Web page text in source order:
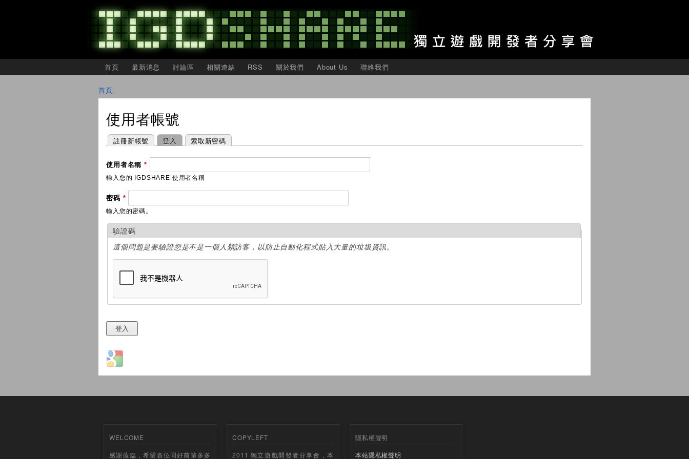
至
主
容
IGDSHARE
首頁 最新消息 討論區 相關連結 RSS 關於我們 About Us 聯絡我們
首頁
使用者帳號
主要索引標籤
註冊新帳號 登入
(作用中頁籤) 索取新密碼
使用者名稱*
輸入您的 IGDSHARE 使用者名稱
密碼 *
輸入您的密碼。
驗證碼
這個問題是要驗證您是不是一個人類訪客，以防止自動化程式貼入大量的垃圾資訊。
Login with Google
WELCOME
感謝蒞臨，希望各位同好前輩多多
COPYLEFT
2011 獨立遊戲開發者分享會，本
隱私權聲明
本站隱私權聲明